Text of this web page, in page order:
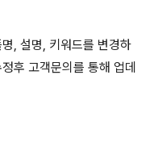
, 설명, 키워드를 변경하
후 고객문의를 통해 업데